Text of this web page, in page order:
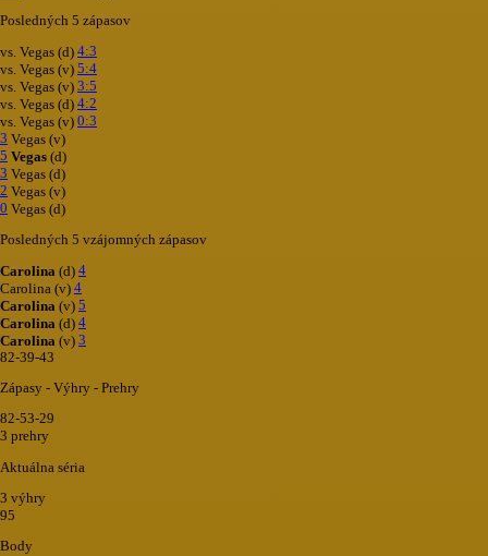
Posledných 5 zápasov
vs. Vegas (d) 4:3
vs. Vegas (v) 5:4
vs. Vegas (v) 3:5
vs. Vegas (d) 4:2
vs. Vegas (v) 0:3
3 Vegas (v)
5 Vegas (d)
3 Vegas (d)
2 Vegas (v)
0 Vegas (d)
Posledných 5 vzájomných zápasov
Carolina (d) 4
Carolina (v) 4
Carolina (v) 5
Carolina (d) 4
Carolina (v) 3
82-39-43
Zápasy - Výhry - Prehry
82-53-29
3 prehry
Aktuálna séria
3 výhry
95
Body